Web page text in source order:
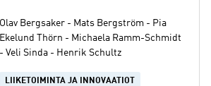
Olav Bergsaker - Mats Bergström - Pia
Ekelund Thörn - Michaela Ramm-Schmidt
- Veli Sinda - Henrik Schultz
LIIKETOIMINTA JA INNOVAATIOT